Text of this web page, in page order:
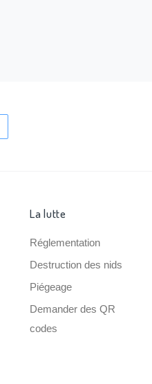
La lutte
Réglementation
Destruction des nids
Piégeage
Demander des QR
codes